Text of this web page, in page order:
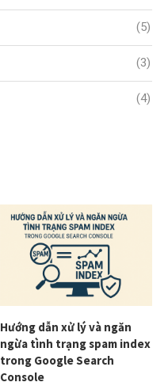
(5)
(3)
(4)
Hướng dẫn xử lý và ngăn
ngừa tình trạng spam index
trong Google Search
Console